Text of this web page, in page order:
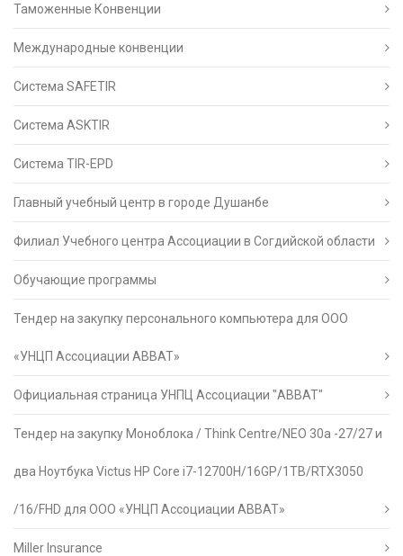
Таможенные Конвенции
Международные конвенции
Система SAFETIR
Система ASKTIR
Система TIR-EPD
Главный учебный центр в городе Душанбе
Филиал Учебного центра Ассоциации в Согдийской области
Обучающие программы
Тендер на закупку персонального компьютера для ООО
«УНЦП Ассоциации АВВАТ»
Официальная страница УНПЦ Ассоциации "АВВАТ"
Тендер на закупку Моноблока / Think Centre/NEO 30a -27/27 и
два Ноутбука Victus HP Core i7-12700H/16GP/1TB/RTX3050
/16/FHD для ООО «УНЦП Ассоциации АВВАТ»
Miller Insurance